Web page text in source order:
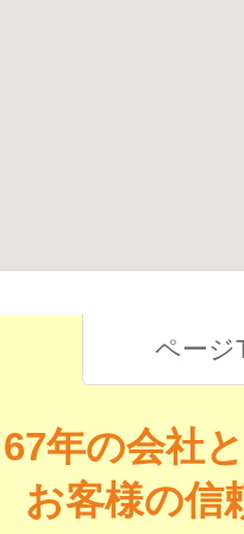
ページ
67年の会社
お客様の信